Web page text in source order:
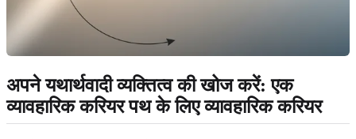
अपने यथार्थवादी व्यक्तित्व की खोज करें: एक
व्यावहारिक करियर पथ के लिए व्यावहारिक करियर